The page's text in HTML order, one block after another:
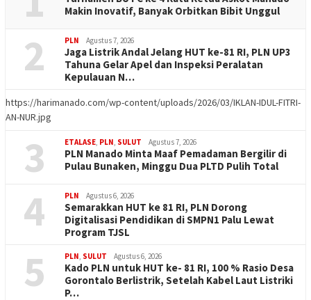
Makin Inovatif, Banyak Orbitkan Bibit Unggul
2 PLN Agustus 7, 2026
Jaga Listrik Andal Jelang HUT ke-81 RI, PLN UP3
Tahuna Gelar Apel dan Inspeksi Peralatan
Kepulauan N…
https://harimanado.com/wp-content/uploads/2026/03/IKLAN-IDUL-FITRI-
AN-NUR.jpg
3 ETALASE, PLN, SULUT Agustus 7, 2026
PLN Manado Minta Maaf Pemadaman Bergilir di
Pulau Bunaken, Minggu Dua PLTD Pulih Total
4 PLN Agustus 6, 2026
Semarakkan HUT ke 81 RI, PLN Dorong
Digitalisasi Pendidikan di SMPN1 Palu Lewat
Program TJSL
5 PLN, SULUT Agustus 6, 2026
Kado PLN untuk HUT ke- 81 RI, 100 % Rasio Desa
Gorontalo Berlistrik, Setelah Kabel Laut Listriki
P…